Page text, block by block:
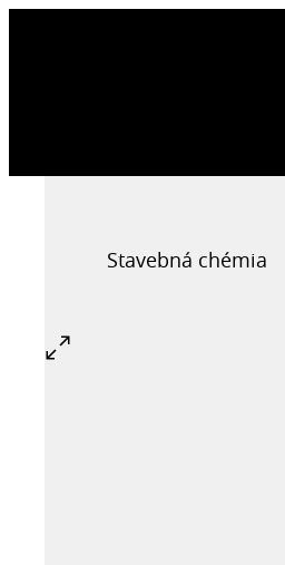
Stavebná chémia